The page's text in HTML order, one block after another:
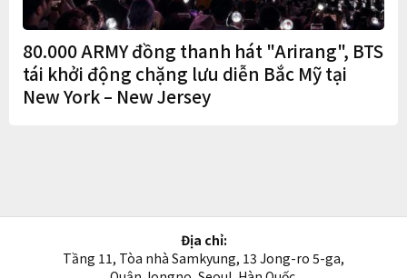
80.000 ARMY đồng thanh hát "Arirang", BTS
tái khởi động chặng lưu diễn Bắc Mỹ tại
New York – New Jersey
Địa chỉ:
Tầng 11, Tòa nhà Samkyung, 13 Jong-ro 5-ga,